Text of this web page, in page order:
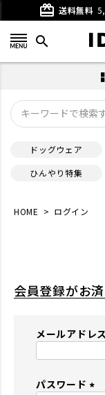
card_giftcard 送料無料
search
ドッグウェア
ひんやり特集
HOME ログイン
会員登録がお
メールアドレス
パスワード